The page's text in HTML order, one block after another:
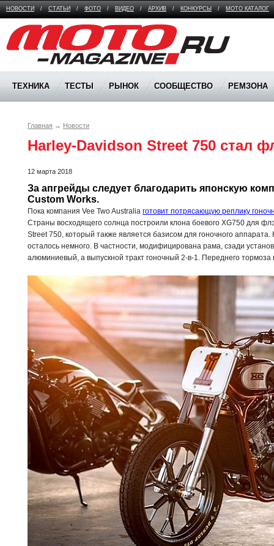
НОВОСТИ / СТАТЬИ / ФОТО / ВИДЕО / АРХИВ / КОНКУРСЫ / МОТО КАТАЛОГ
Moto Magazine
ТЕХНИКА ТЕСТЫ РЫНОК СООБЩЕСТВО РЕМЗОНА
Главная → Новости
Harley-Davidson Street 750 стал
12 марта 2018
За апгрейды следует благодарить японскую
Custom Works.
Пока компания Vee Two Australia готовит потрясающую реплику
Страны восходящего солнца построили клона боевого XG750 для
Street 750, который также является базисом для гоночного аппарата.
осталось немного. В частности, модифицирована рама, сзади
алюминиевый, а выпускной тракт гоночный 2-в-1. Переднего